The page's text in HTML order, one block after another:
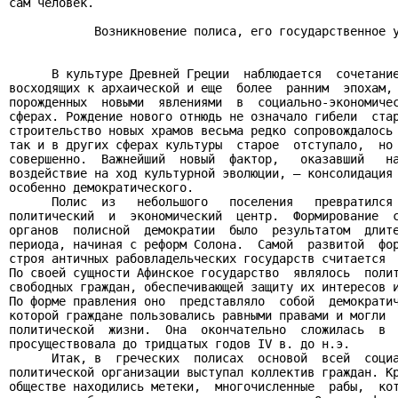
Возникновение полиса, его государственное
В культуре Древней Греции  наблюдается
восходящих к архаической и еще  более  ранним
порожденных  новыми  явлениями  в  социально-
сферах. Рождение нового отнюдь не означало гибели
строительство новых храмов весьма редко
так и в других сферах культуры  старое  отступало,
совершенно.  Важнейший  новый  фактор,   оказавший
воздействие на ход культурной эволюции, —
особенно демократического.
Полис  из   небольшого   поселения
политический  и  экономический  центр.  Формирование
органов  полисной  демократии  было  результатом
периода, начиная с реформ Солона.  Самой  развитой
строя античных рабовладельческих государств
По своей сущности Афинское государство  являлось
свободных граждан, обеспечивающей защиту их
По форме правления оно  представляло  собой
которой граждане пользовались равными правами и
политической  жизни.  Она  окончательно
просуществовала до тридцатых годов IV в. до н.э.
Итак, в  греческих  полисах  основой  всей
политической организации выступал коллектив граждан.
обществе находились метеки,  многочисленные  рабы,